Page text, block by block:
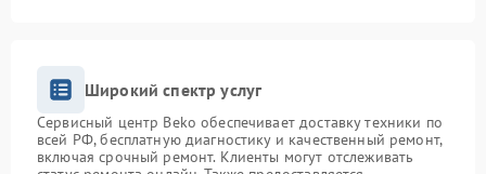
Широкий спектр услуг
Сервисный центр Beko обеспечивает доставку техники по
всей РФ, бесплатную диагностику и качественный ремонт,
включая срочный ремонт. Клиенты могут отслеживать